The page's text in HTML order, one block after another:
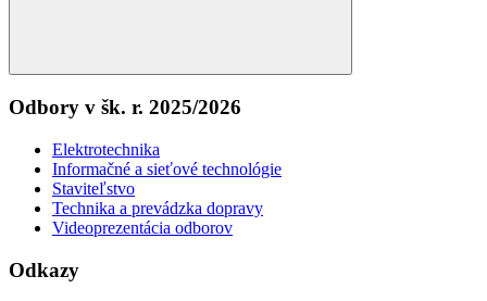
Search
Odbory v šk. r. 2025/2026
Elektrotechnika
Informačné a sieťové technológie
Staviteľstvo
Technika a prevádzka dopravy
Videoprezentácia odborov
Odkazy